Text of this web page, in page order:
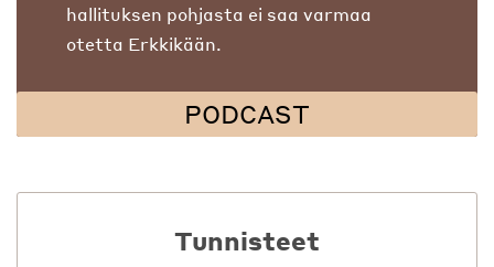
hallituksen pohjasta ei saa varmaa
otetta Erkkikään.
PODCAST
Tunnisteet